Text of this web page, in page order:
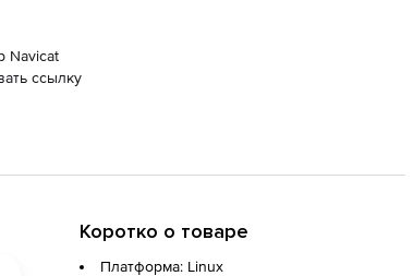
Navicat
ссылку
Коротко о товаре
Платформа: Linux